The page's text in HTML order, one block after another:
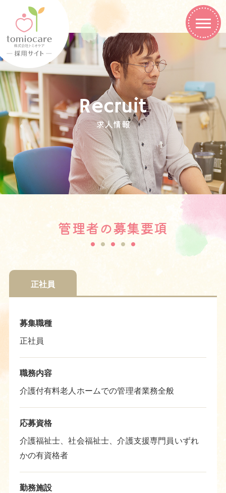
Recruit
求人情報
管理者の募集要項
正社員
募集職種
正社員
職務内容
介護付有料老人ホームでの管理者業務全般
応募資格
介護福祉士、社会福祉士、介護支援専門員いずれ
かの有資格者
勤務施設